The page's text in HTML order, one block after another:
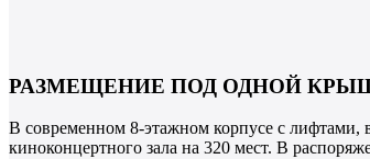
РАЗМЕЩЕНИЕ ПОД ОДНОЙ
В современном 8-этажном корпусе с лифтами,
киноконцертного зала на 320 мест. В